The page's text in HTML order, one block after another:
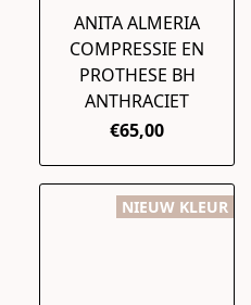
ANITA ALMERIA
COMPRESSIE EN
PROTHESE BH
ANTHRACIET
€65,00
NIEUW KLEUR